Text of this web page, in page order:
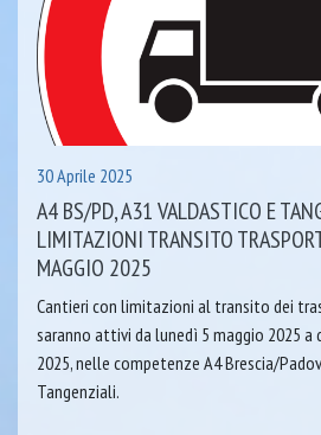
30 Aprile 2025
A4 BS/PD, A31 VALDASTICO E
LIMITAZIONI TRANSITO
MAGGIO 2025
Cantieri con limitazioni al transito dei
saranno attivi da lunedì 5 maggio 2025 a
2025, nelle competenze A4 Brescia/
Tangenziali.